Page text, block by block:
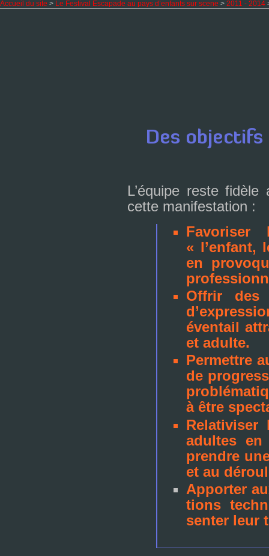
Accueil du site > Le Festival Escapade au pays d’enfants sur scene > 2011 - 2014
L’équipe reste
cette mani­fes­ta­tion :
Favoriser
« l’enfant,
en
Offrir des
éventail
et adulte.
Permettre
de
à être
adul­tes en
pren­dre
et au
Apporter
tions
sen­ter leur